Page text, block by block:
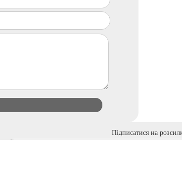
Підписатися на